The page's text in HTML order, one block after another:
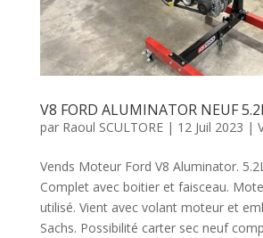
V8 FORD ALUMINATOR NEUF
par Raoul SCULTORE| 12 Juil 2023 |
Vends Moteur Ford V8 Aluminator.
Complet avec boitier et faisceau.
utilisé. Vient avec volant moteur et
Sachs. Possibilité carter sec neuf